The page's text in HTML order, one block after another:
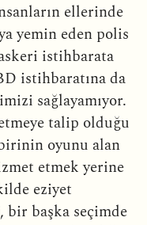
ellerinde
yemin eden polis
istihbarata
istihbaratına da
sağlayamıyor.
talip olduğu
oyunu alan
etmek yerine
eziyet
başka seçimde